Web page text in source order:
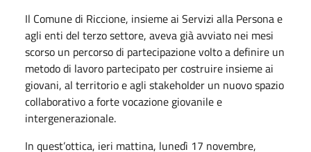
Il Comune di Riccione, insieme ai Servizi alla Persona e
agli enti del terzo settore, aveva già avviato nei mesi
scorso un percorso di partecipazione volto a definire un
metodo di lavoro partecipato per costruire insieme ai
giovani, al territorio e agli stakeholder un nuovo spazio
collaborativo a forte vocazione giovanile e
intergenerazionale.
In quest’ottica, ieri mattina, lunedì 17 novembre,